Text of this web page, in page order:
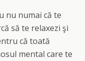
nu numai că te
să te relaxezi şi
că toată
mental care te